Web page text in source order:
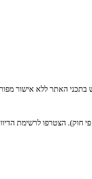
בתכני האתר ללא אישור
הצטרפו לרשימת